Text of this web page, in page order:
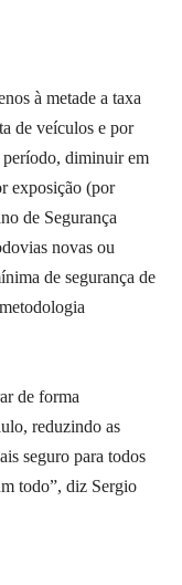
à metade a taxa
de veículos e por
período, diminuir em
exposição (por
de Segurança
novas ou
de segurança de
de forma
reduzindo as
seguro para todos
todo”, diz Sergio